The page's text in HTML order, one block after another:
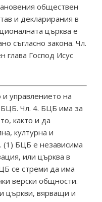
обществен
и декларирания в
църква е
съгласно закона. Чл.
глава Господ Исус
и управлението на
Чл. 4. БЦБ има за
както и да
културна и
(1) БЦБ е независима
или църква в
се стреми да има
верски общности.
църкви, вярващи и